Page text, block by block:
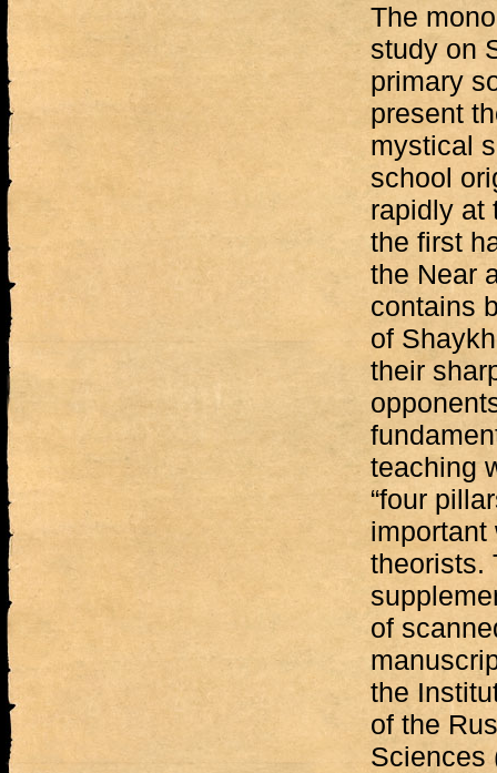
The
study on
primary
present
mystical
school
rapidly at
the first
the Near
contains
of
their
teaching
“four
important
theorists.
of
the
of the
Sciences